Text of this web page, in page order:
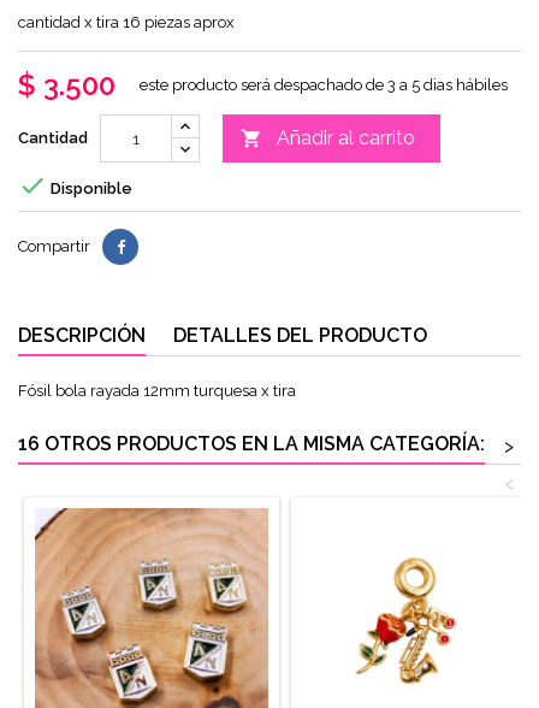
cantidad x tira 16 piezas aprox
$ 3.500 este producto será despachado de 3 a 5 dias hábiles
Cantidad  Añadir al carrito
 Disponible
Compartir
DESCRIPCIÓN DETALLES DEL PRODUCTO
Fósil bola rayada 12mm turquesa x tira
16 OTROS PRODUCTOS EN LA MISMA CATEGORÍA:
>
<